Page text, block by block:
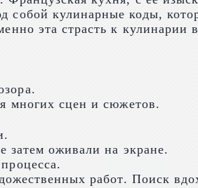
кулинарные коды,
эта страсть к
многих сцен и сюжетов.
затем оживали на экране.
работ. Поиск